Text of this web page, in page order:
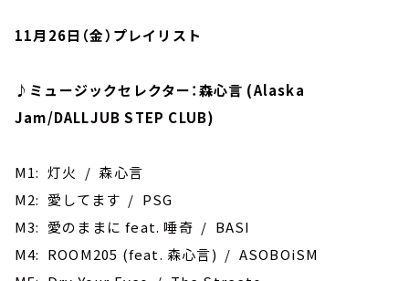
11月26日（金）プレイリスト
♪ミュージックセレクター：森心言 (Alaska
Jam/DALLJUB STEP CLUB)
M1: 灯火 / 森心言
M2: 愛してます / PSG
M3: 愛のままに feat. 唾奇 / BASI
M4: ROOM205 (feat. 森心言) / ASOBOiSM